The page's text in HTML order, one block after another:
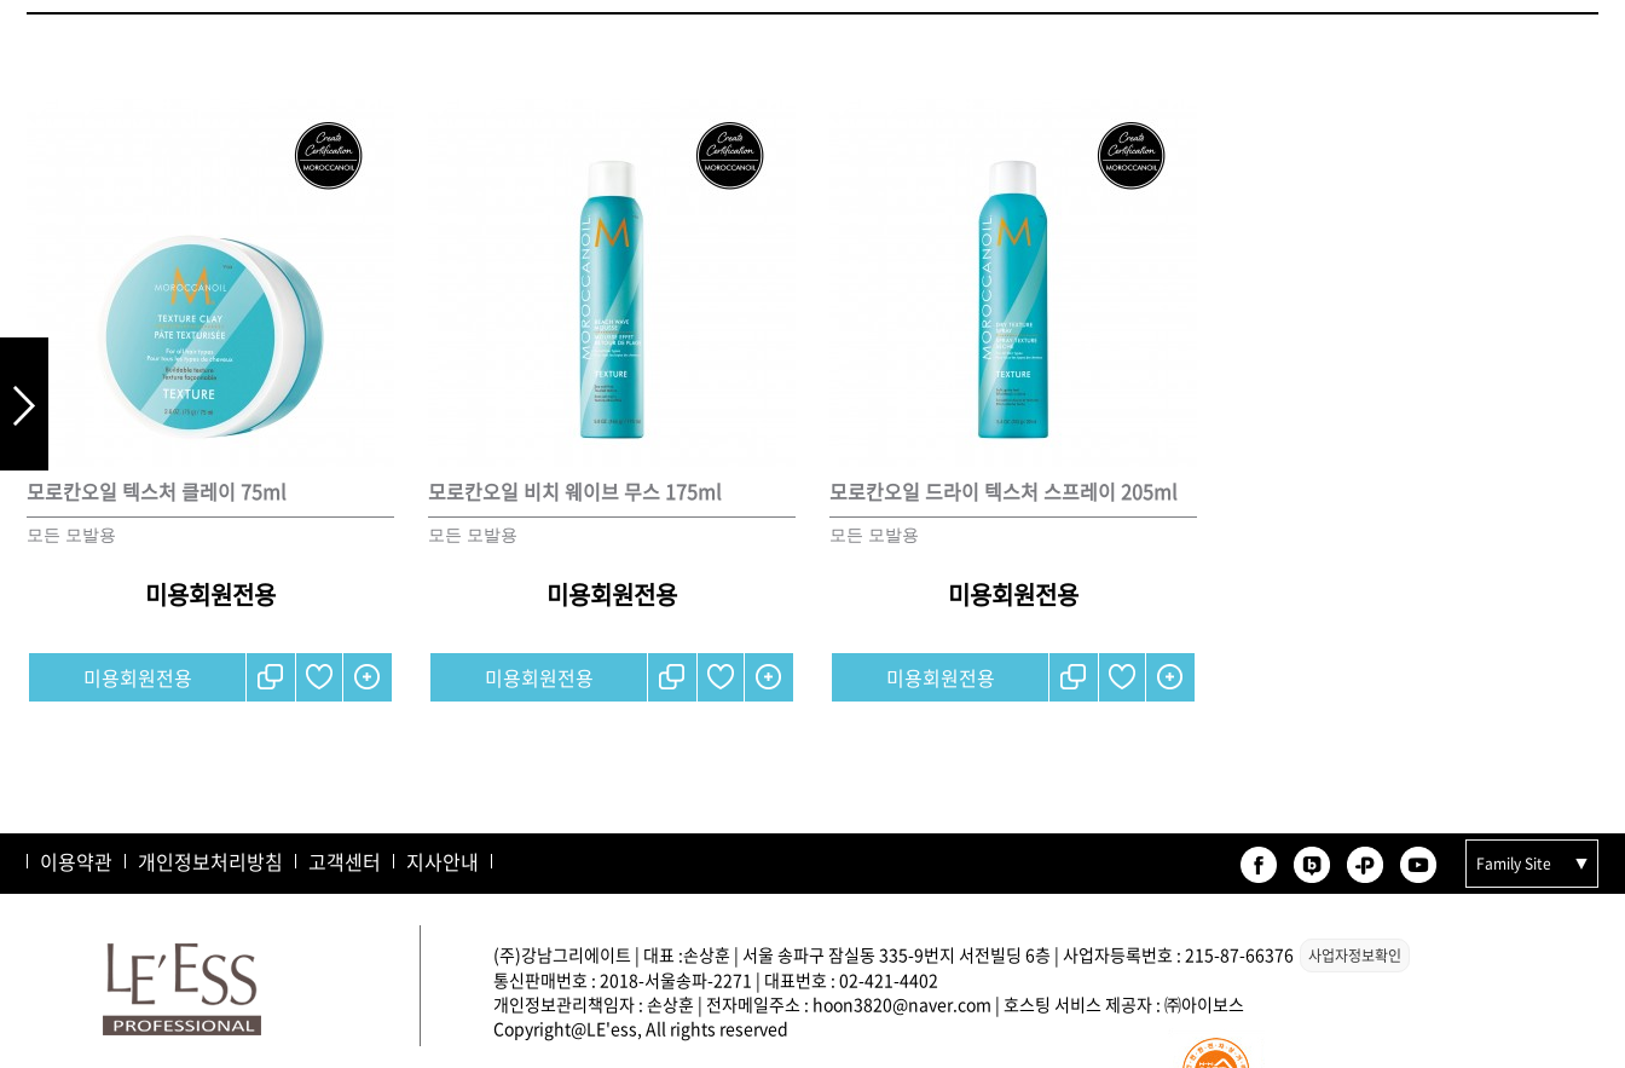
드라이기
볼륨 라인
스타일링 라인
카미시
샴푸
트리트먼트
스타일링
브러쉬
매직기
드라이어
모로칸오일 트리트먼트 오리
지날 125ml
미용회원전용
모로칸오일 텍스처 클레이 75ml
모든 모발용
미용회원전용
미용회원전용
모로칸오일 비치 웨이브 무스 175ml
모든 모발용
미용회원전용
미용회원전용
모로칸오일 드라이 텍스처 스프레이 205ml
모든 모발용
미용회원전용
미용회원전용
이용약관 개인정보처리방침 고객센터 지사안내 Family Site
(주)강남그리에이트 | 대표 :손상훈 | 서울 송파구 잠실동 335-9번지 서전빌딩 6층 | 사업자등록번호 : 215-87-66376 사업자정보확인
통신판매번호 : 2018-서울송파-2271 | 대표번호 : 02-421-4402
개인정보관리책임자 : 손상훈 | 전자메일주소 : hoon3820@naver.com | 호스팅 서비스 제공자 : ㈜아이보스
Copyright@LE'ess, All rights reserved